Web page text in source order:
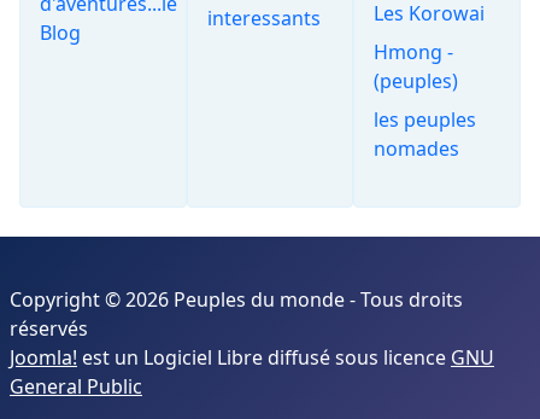
Blog
interessants
Les Korowai
Hmong -
(peuples)
les peuples
nomades
Copyright © 2026 Peuples du monde - Tous droits
réservés
Joomla! est un Logiciel Libre diffusé sous licence GNU
General Public